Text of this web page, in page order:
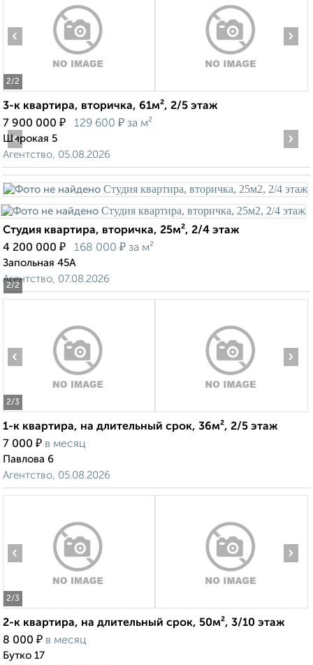
2/2
‹ ›
3-к квартира, вторичка, 61м², 2/5 этаж
7 900 000 ₽ 129 600 ₽ за м²
Широкая 5
Агентство, 05.08.2026
2/2
‹ ›
Студия квартира, вторичка, 25м², 2/4 этаж
4 200 000 ₽ 168 000 ₽ за м²
Запольная 45А
Агентство, 07.08.2026
2/3
‹ ›
1-к квартира, на длительный срок, 36м², 2/5 этаж
7 000 ₽ в месяц
Павлова 6
Агентство, 05.08.2026
2/3
‹ ›
2-к квартира, на длительный срок, 50м², 3/10 этаж
8 000 ₽ в месяц
Бутко 17